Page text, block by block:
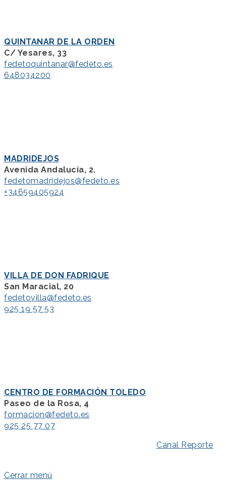
QUINTANAR DE LA ORDEN
C/ Yesares, 33
fedetoquintanar@fedeto.es
648034200
MADRIDEJOS
Avenida Andalucía, 2.
fedetomadridejos@fedeto.es
+34659405924
VILLA DE DON FADRIQUE
San Maracial, 20
fedetovilla@fedeto.es
925 19 57 53
CENTRO DE FORMACIÓN TOLEDO
Paseo de la Rosa, 4
formacion@fedeto.es
925 25 77 07
Canal Reporte
Cerrar menú